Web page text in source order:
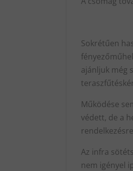
Sokrétűen
ajánljuk még
Működése
védett, de a
rendelkezésre
Az infra
nem igényel